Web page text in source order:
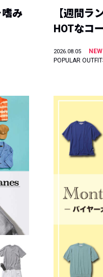
み
【週間ラ
HOTなコ
2026.08.05
NEW
POPULAR